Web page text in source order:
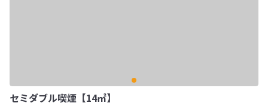
セミダブル喫煙【14㎡】